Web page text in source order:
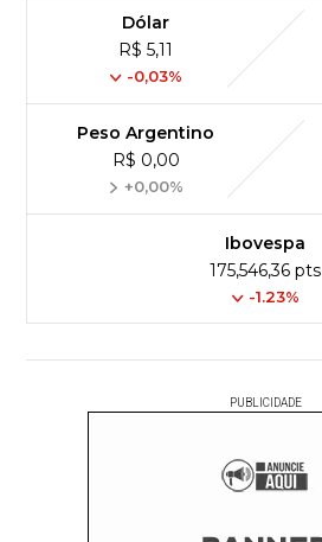
Dólar
R$ 5,11
-0,03%
Peso Argentino
R$ 0,00
+0,00%
Ibovespa
175,546,36 pts
-1.23%
PUBLICIDADE